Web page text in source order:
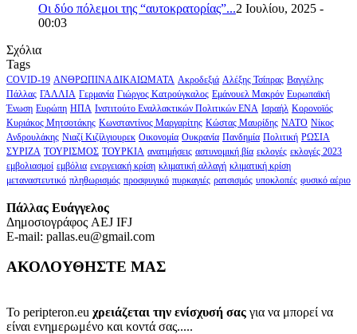
Οι δύο πόλεμοι της “αυτοκρατορίας”...2 Ιουλίου, 2025 -
00:03
Σχόλια
Tags
COVID-19 ΑΝΘΡΩΠΙΝΑ ΔΙΚΑΙΩΜΑΤΑ Ακροδεξιά Αλέξης Τσίπρας Βαγγέλης
Πάλλας ΓΑΛΛΙΑ Γερμανία Γιώργος Κατρούγκαλος Εμάνουελ Μακρόν Ευρωπαϊκή
Ένωση Ευρώπη ΗΠΑ Ινστιτούτο Εναλλακτικών Πολιτικών ΕΝΑ Ισραήλ Κορονοϊός
Κυριάκος Μητσοτάκης Κωνσταντίνος Μαργαρίτης Κώστας Μαυρίδης ΝΑΤΟ Νίκος
Ανδρουλάκης Νιαζί Κιζίλγιουρεκ Οικονομία Ουκρανία Πανδημία Πολιτική ΡΩΣΙΑ
ΣΥΡΙΖΑ ΤΟΥΡΙΣΜΟΣ ΤΟΥΡΚΙΑ ανατιμήσεις αστυνομική βία εκλογές εκλογές 2023
εμβολιασμοί εμβόλια ενεργειακή κρίση κλιματική αλλαγή κλιματική κρίση
μεταναστευτικό πληθωρισμός προσφυγικό πυρκαγιές ρατσισμός υποκλοπές φυσικό αέριο
Πάλλας Ευάγγελος
Δημοσιογράφος AEJ ΙFJ
E-mail: pallas.eu@gmail.com
ΑΚΟΛΟΥΘΗΣΤΕ ΜΑΣ
Το peripteron.eu χρειάζεται την ενίσχυσή σας για να μπορεί να
είναι ενημερωμένο και κοντά σας.....